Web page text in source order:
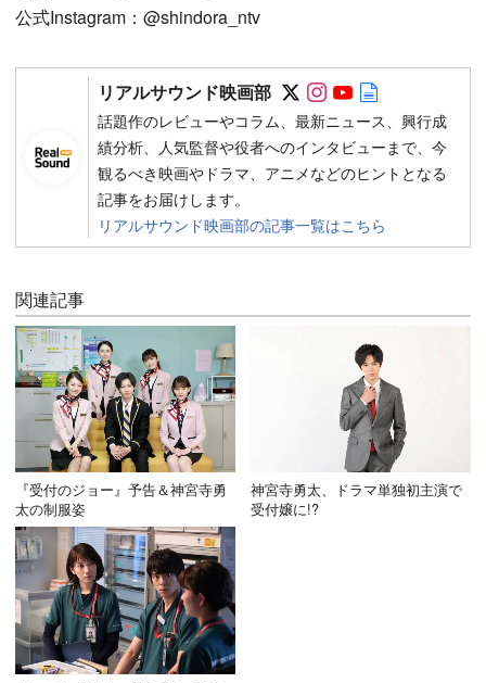
公式Instagram：@shindora_ntv
リアルサウンド映画部 Follow on SNS
Follow on SNS
Follow on
話題作のレビューやコラム、最新ニュース、興行成
績分析、人気監督や役者へのインタビューまで、今
観るべき映画やドラマ、アニメなどのヒントとなる
記事をお届けします。
リアルサウンド映画部の記事一覧はこちら
関連記事
『受付のジョー』予告＆神宮寺勇
太の制服姿
神宮寺勇太、ドラマ単独初主演で
受付嬢に!?